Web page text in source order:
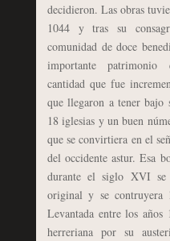
decidieron. Las obras
1044 y tras su
comunidad de doce
importante patrimonio
cantidad que fue
que llegaron a tener bajo
18 iglesias y un buen
que se convirtiera en el
del occidente astur. Esa
durante el siglo XVI se
original y se contruyera
Levantada entre los
herreriana por su